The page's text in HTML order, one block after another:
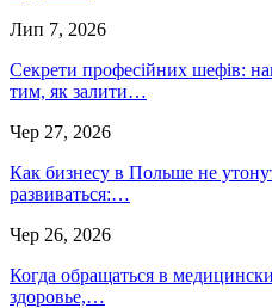
Лип 7, 2026
Секрети професійних шефів:
тим, як залити…
Чер 27, 2026
Как бизнесу в Польше не
развиваться:…
Чер 26, 2026
Когда обращаться в
здоровье,…